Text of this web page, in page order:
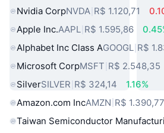
Nvidia CorpNVDA R$ 1.120,71
Apple Inc.AAPL R$ 1.595,86
Alphabet Inc Class AGOOGL R$
Microsoft CorpMSFT R$ 2.548,35
SilverSILVER R$ 324,14
1.16%
Amazon.com IncAMZN R$ 1.390,77
Taiwan Semiconductor